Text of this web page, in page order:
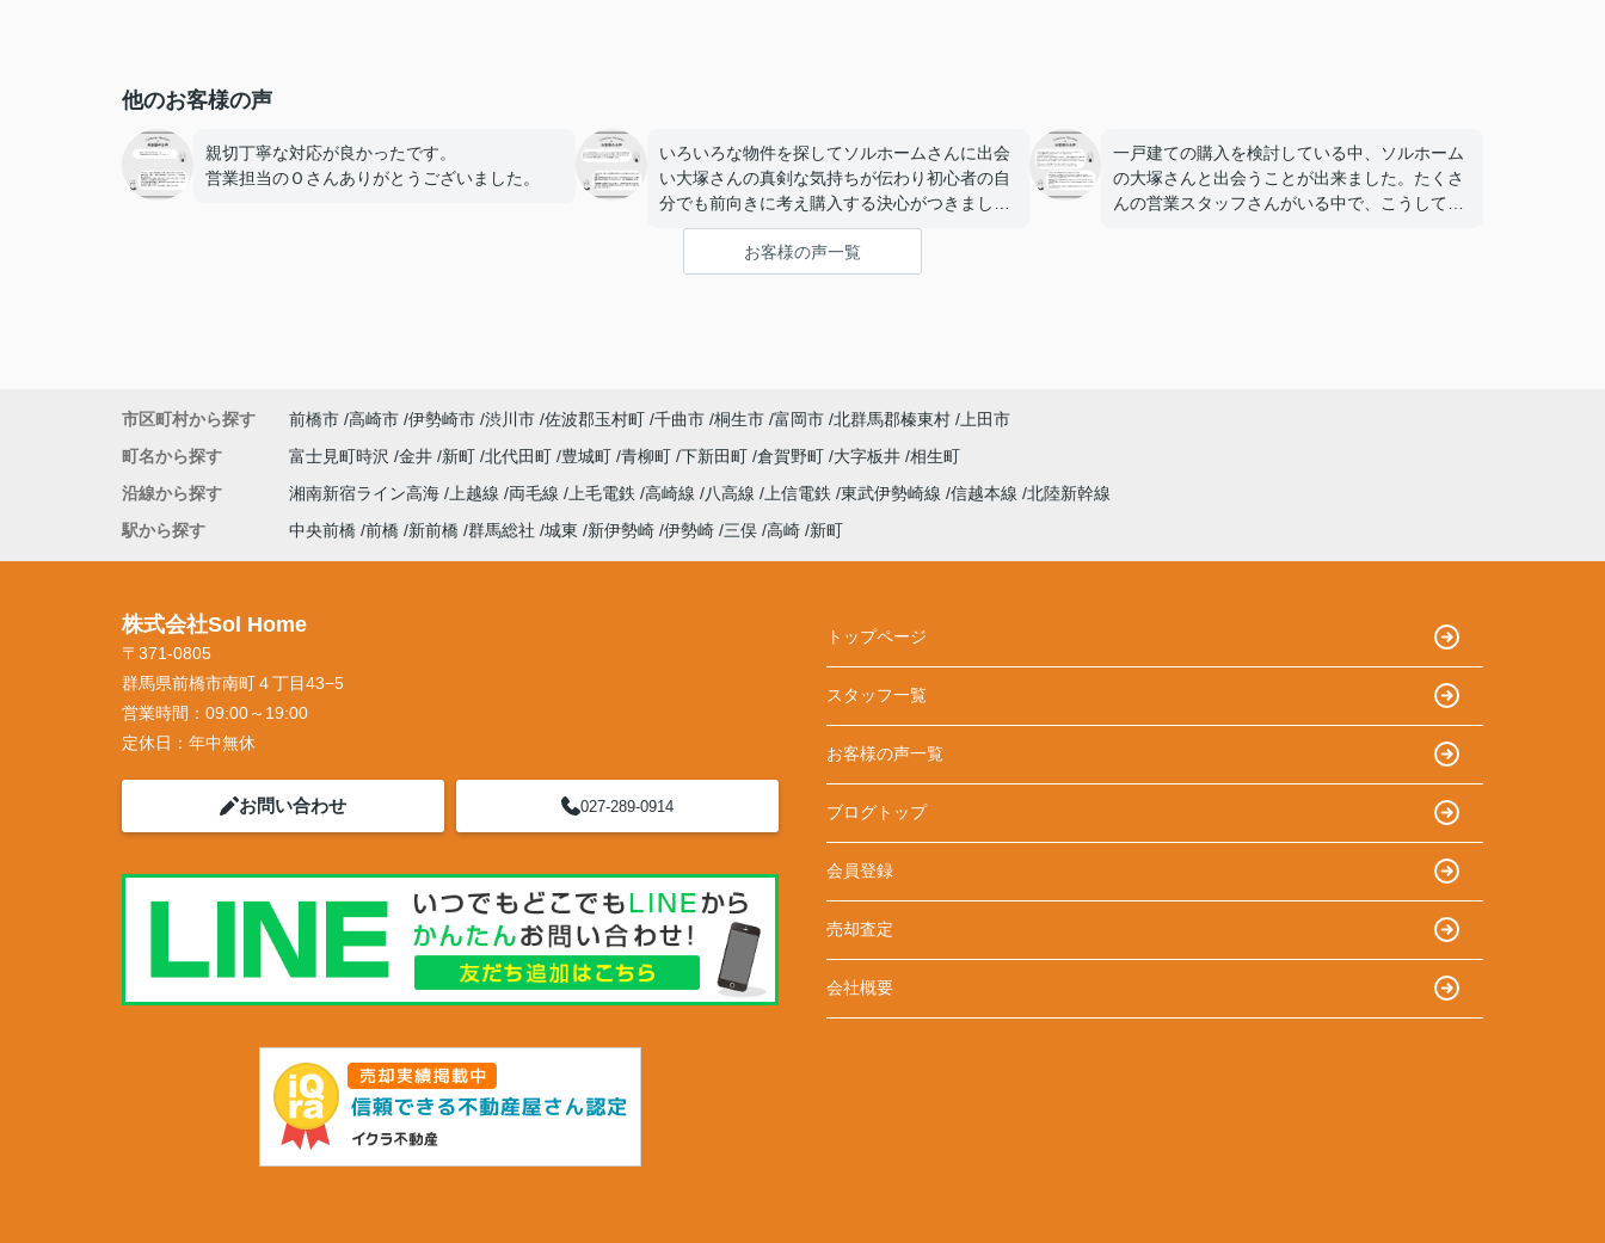
他のお客様の声
親切丁寧な対応が良かったです。
営業担当のＯさんありがとうございました。
いろいろな物件を探してソルホームさんに出会
い大塚さんの真剣な気持ちが伝わり初心者の自
分でも前向きに考え購入する決心がつきまし
た。とても良い物件も紹介してくれた事感謝し
一戸建ての購入を検討している中、ソルホーム
の大塚さんと出会うことが出来ました。たくさ
んの営業スタッフさんがいる中で、こうして出
お客様の声一覧
市区町村から探す 前橋市 高崎市 伊勢崎市 渋川市 佐波郡玉村町 千曲市 桐生市 富岡市 北群馬郡榛東村
上田市
町名から探す
富士見町時沢 金井 新町 北代田町 豊城町 青柳町 下新田町 倉賀野町 大字板井 相生町
沿線から探す
湘南新宿ライン高海 上越線 両毛線 上毛電鉄 高崎線 八高線 上信電鉄 東武伊勢崎線 信越本線 北陸新幹線
駅から探す
中央前橋 前橋 新前橋 群馬総社 城東 新伊勢崎 伊勢崎 三俣 高崎 新町
株式会社Sol Home
〒371-0805
群馬県前橋市南町４丁目43−5
営業時間： 09:00～19:00
定休日： 年中無休
お問い合わせ 027-289-0914
トップページ
スタッフ一覧
お客様の声一覧
ブログトップ
会員登録
売却査定
会社概要